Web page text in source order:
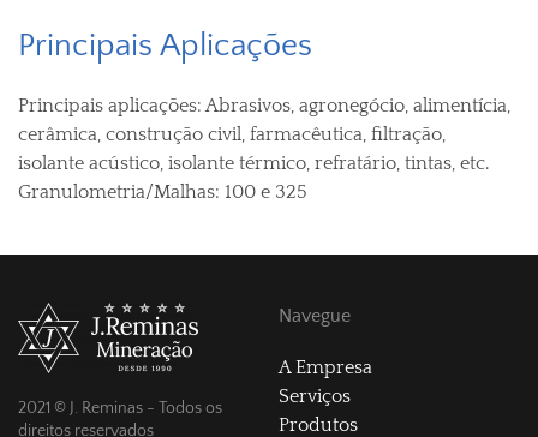
Principais Aplicações
Principais aplicações: Abrasivos, agronegócio, alimentícia,
cerâmica, construção civil, farmacêutica, filtração,
isolante acústico, isolante térmico, refratário, tintas, etc.
Granulometria/Malhas: 100 e 325
2021 © J. Reminas - Todos os
direitos reservados
Navegue
A Empresa
Serviços
Produtos